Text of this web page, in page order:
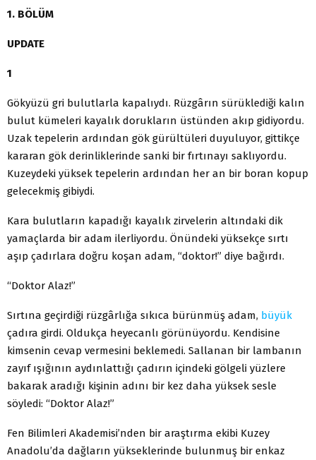
1. BÖLÜM
UPDATE
1
Gökyüzü gri bulutlarla kapalıydı. Rüzgârın sürüklediği kalın
bulut kümeleri kayalık dorukların üstünden akıp gidiyordu.
Uzak tepelerin ardından gök gürültüleri duyuluyor, gittikçe
kararan gök derinliklerinde sanki bir fırtınayı saklıyordu.
Kuzeydeki yüksek tepelerin ardından her an bir boran kopup
gelecekmiş gibiydi.
Kara bulutların kapadığı kayalık zirvelerin altındaki dik
yamaçlarda bir adam ilerliyordu. Önündeki yüksekçe sırtı
aşıp çadırlara doğru koşan adam, “doktor!” diye bağırdı.
“Doktor Alaz!”
Sırtına geçirdiği rüzgârlığa sıkıca bürünmüş adam, büyük
çadıra girdi. Oldukça heyecanlı görünüyordu. Kendisine
kimsenin cevap vermesini beklemedi. Sallanan bir lambanın
zayıf ışığının aydınlattığı çadırın içindeki gölgeli yüzlere
bakarak aradığı kişinin adını bir kez daha yüksek sesle
söyledi: “Doktor Alaz!”
Fen Bilimleri Akademisi’nden bir araştırma ekibi Kuzey
Anadolu’da dağların yükseklerinde bulunmuş bir enkaz